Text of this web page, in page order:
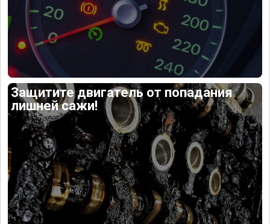
Защитите двигатель от попадания
лишней сажи!